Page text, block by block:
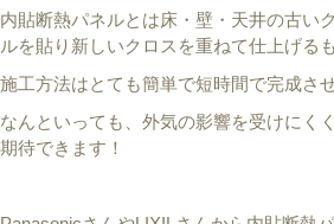
内貼断熱パネルとは床・壁・天井の古い
ルを貼り新しいクロスを重ねて仕上げる
施工方法はとても簡単で短時間で完成さ
なんといっても、外気の影響を受けにく
期待できます！